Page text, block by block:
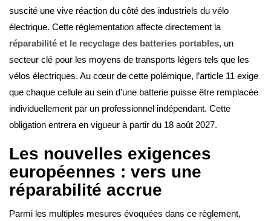
suscité une vive réaction du côté des industriels du vélo
électrique. Cette réglementation affecte directement la
réparabilité et le recyclage des batteries portables, un
secteur clé pour les moyens de transports légers tels que les
vélos électriques. Au cœur de cette polémique, l’article 11 exige
que chaque cellule au sein d’une batterie puisse être remplacée
individuellement par un professionnel indépendant. Cette
obligation entrera en vigueur à partir du 18 août 2027.
Les nouvelles exigences
européennes : vers une
réparabilité accrue
Parmi les multiples mesures évoquées dans ce règlement,